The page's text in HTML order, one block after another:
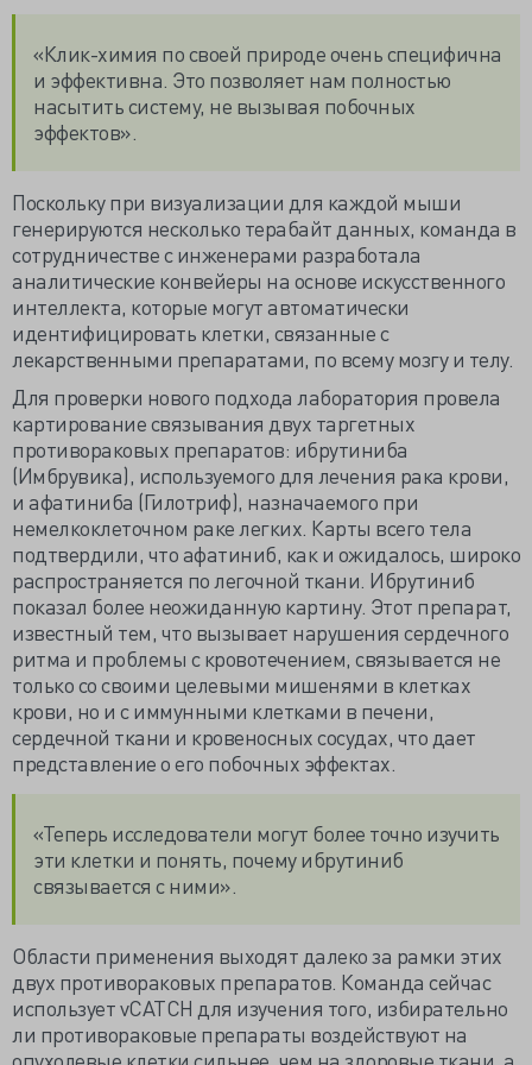
«Клик-химия по своей природе очень специфична
и эффективна. Это позволяет нам полностью
насытить систему, не вызывая побочных
эффектов».
Поскольку при визуализации для каждой мыши
генерируются несколько терабайт данных, команда в
сотрудничестве с инженерами разработала
аналитические конвейеры на основе искусственного
интеллекта, которые могут автоматически
идентифицировать клетки, связанные с
лекарственными препаратами, по всему мозгу и телу.
Для проверки нового подхода лаборатория провела
картирование связывания двух таргетных
противораковых препаратов: ибрутиниба
(Имбрувика), используемого для лечения рака крови,
и афатиниба (Гилотриф), назначаемого при
немелкоклеточном раке легких. Карты всего тела
подтвердили, что афатиниб, как и ожидалось, широко
распространяется по легочной ткани. Ибрутиниб
показал более неожиданную картину. Этот препарат,
известный тем, что вызывает нарушения сердечного
ритма и проблемы с кровотечением, связывается не
только со своими целевыми мишенями в клетках
крови, но и с иммунными клетками в печени,
сердечной ткани и кровеносных сосудах, что дает
представление о его побочных эффектах.
«Теперь исследователи могут более точно изучить
эти клетки и понять, почему ибрутиниб
связывается с ними».
Области применения выходят далеко за рамки этих
двух противораковых препаратов. Команда сейчас
использует vCATCH для изучения того, избирательно
ли противораковые препараты воздействуют на